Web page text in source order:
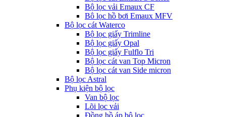
Bộ lọc vải Emaux CF
Bô lọc hồ bơi Emaux MFV
Bộ lọc cát Waterco
Bộ lọc giấy Trimline
Bộ lọc giấy Opal
Bộ lọc giấy Fulflo Tri
Bộ lọc cát van Top Micron
Bộ lọc cát van Side micron
Bộ lọc Astral
Phụ kiện bộ lọc
Van bộ lọc
Lõi lọc vải
Đồng hồ áp bộ lọc